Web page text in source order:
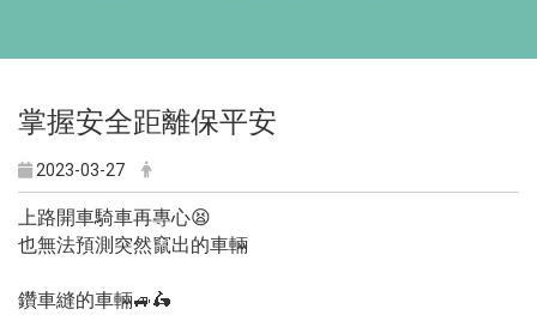
掌握安全距離保平安
2023-03-27
上路開車騎車再專心😫
也無法預測突然竄出的車輛
鑽車縫的車輛🚙🛵